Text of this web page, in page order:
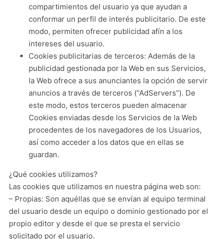
compartimientos del usuario ya que ayudan a
conformar un perfil de interés publicitario. De este
modo, permiten ofrecer publicidad afín a los
intereses del usuario.
Cookies publicitarias de terceros: Además de la
publicidad gestionada por la Web en sus Servicios,
la Web ofrece a sus anunciantes la opción de servir
anuncios a través de terceros (“AdServers”). De
este modo, estos terceros pueden almacenar
Cookies enviadas desde los Servicios de la Web
procedentes de los navegadores de los Usuarios,
así como acceder a los datos que en ellas se
guardan.
¿Qué cookies utilizamos?
Las cookies que utilizamos en nuestra página web son:
– Propias: Son aquéllas que se envían al equipo terminal
del usuario desde un equipo o dominio gestionado por el
propio editor y desde el que se presta el servicio
solicitado por el usuario.